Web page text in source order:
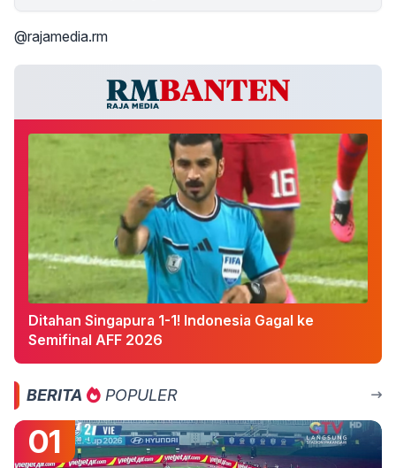
@rajamedia.rm
Ditahan Singapura 1-1! Indonesia Gagal ke
Semifinal AFF 2026
BERITA POPULER
01